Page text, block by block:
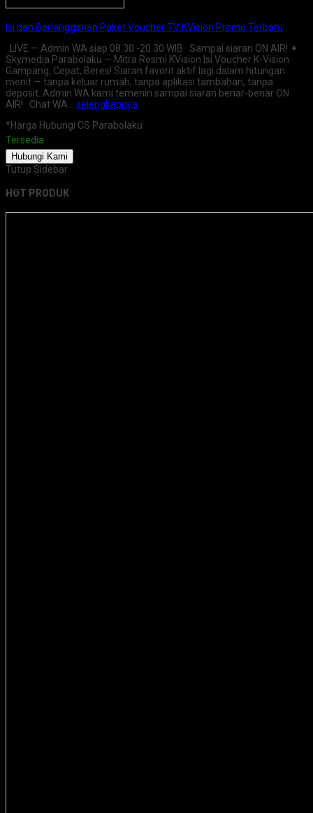
Isi dan Berlangganan Paket Voucher TV KVision Promo Terbaru
LIVE — Admin WA siap 08.30 -20.30 WIB · Sampai siaran ON AIR! ✦
Skymedia Parabolaku — Mitra Resmi KVision Isi Voucher K-Vision
Gampang, Cepat, Beres! Siaran favorit aktif lagi dalam hitungan
menit — tanpa keluar rumah, tanpa aplikasi tambahan, tanpa
deposit. Admin WA kami temenin sampai siaran benar-benar ON
AIR! Chat WA… selengkapnya
*Harga Hubungi CS Parabolaku
Tersedia
Hubungi Kami
Tutup Sidebar
HOT PRODUK